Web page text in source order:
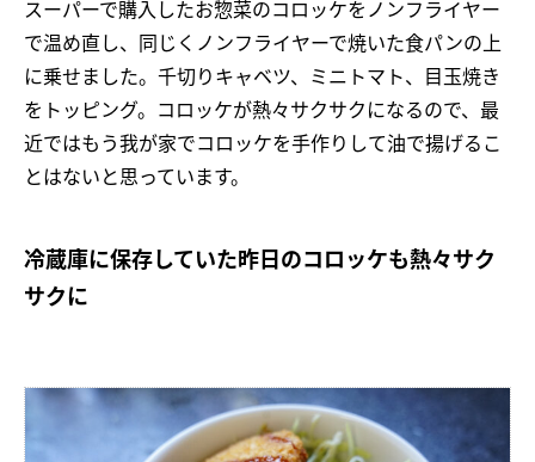
スーパーで購入したお惣菜のコロッケをノンフライヤー
で温め直し、同じくノンフライヤーで焼いた食パンの上
に乗せました。千切りキャベツ、ミニトマト、目玉焼き
をトッピング。コロッケが熱々サクサクになるので、最
近ではもう我が家でコロッケを手作りして油で揚げるこ
とはないと思っています。
冷蔵庫に保存していた昨日のコロッケも熱々サク
サクに